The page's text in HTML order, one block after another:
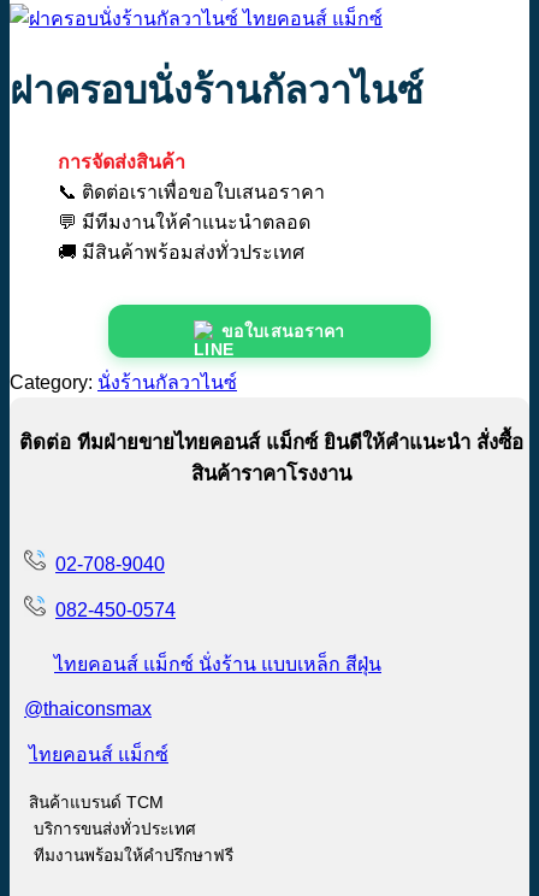
ฝาครอบนั่งร้านกัลวาไนซ์
การจัดส่งสินค้า
📞 ติดต่อเราเพื่อขอใบเสนอราคา
💬 มีทีมงานให้คำแนะนำตลอด
🚚 มีสินค้าพร้อมส่งทั่วประเทศ
ขอใบเสนอราคา
Category: นั่งร้านกัลวาไนซ์
ติดต่อ ทีมฝ่ายขายไทยคอนส์ แม็กซ์ ยินดีให้คำแนะนำ สั่งซื้อ
สินค้าราคาโรงงาน
02-708-9040
082-450-0574
ไทยคอนส์ แม็กซ์ นั่งร้าน แบบเหล็ก สีฝุ่น
@thaiconsmax
ไทยคอนส์ แม็กซ์
สินค้าแบรนด์ TCM
บริการขนส่งทั่วประเทศ
ทีมงานพร้อมให้คำปรึกษาฟรี